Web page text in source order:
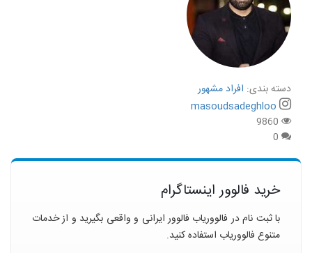
دسته بندی: افراد مشهور
masoudsadeghloo
خرید فالوور اینستاگرام
با ثبت نام در فالووریاب فالوور ایرانی و واقعی بگیرید و از خدمات
متنوع فالووریاب استفاده کنید.